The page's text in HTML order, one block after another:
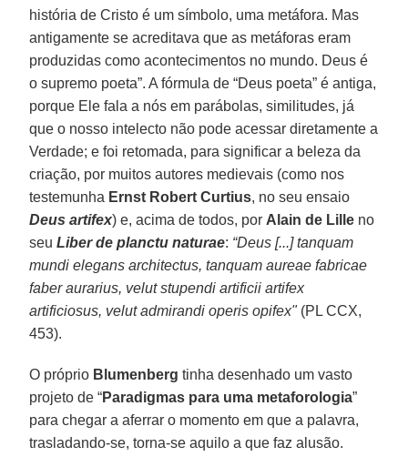
história de Cristo é um símbolo, uma metáfora. Mas
antigamente se acreditava que as metáforas eram
produzidas como acontecimentos no mundo. Deus é
o supremo poeta”. A fórmula de “Deus poeta” é antiga,
porque Ele fala a nós em parábolas, similitudes, já
que o nosso intelecto não pode acessar diretamente a
Verdade; e foi retomada, para significar a beleza da
criação, por muitos autores medievais (como nos
testemunha Ernst Robert Curtius, no seu ensaio
Deus artifex) e, acima de todos, por Alain de Lille no
seuLiber de planctu naturae: “Deus [...] tanquam
mundi elegans architectus, tanquam aureae fabricae
faber aurarius, velut stupendi artificii artifex
artificiosus, velut admirandi operis opifex"(PL CCX,
453).
O próprio Blumenberg tinha desenhado um vasto
projeto de “Paradigmas para uma metaforologia”
para chegar a aferrar o momento em que a palavra,
trasladando-se, torna-se aquilo a que faz alusão.